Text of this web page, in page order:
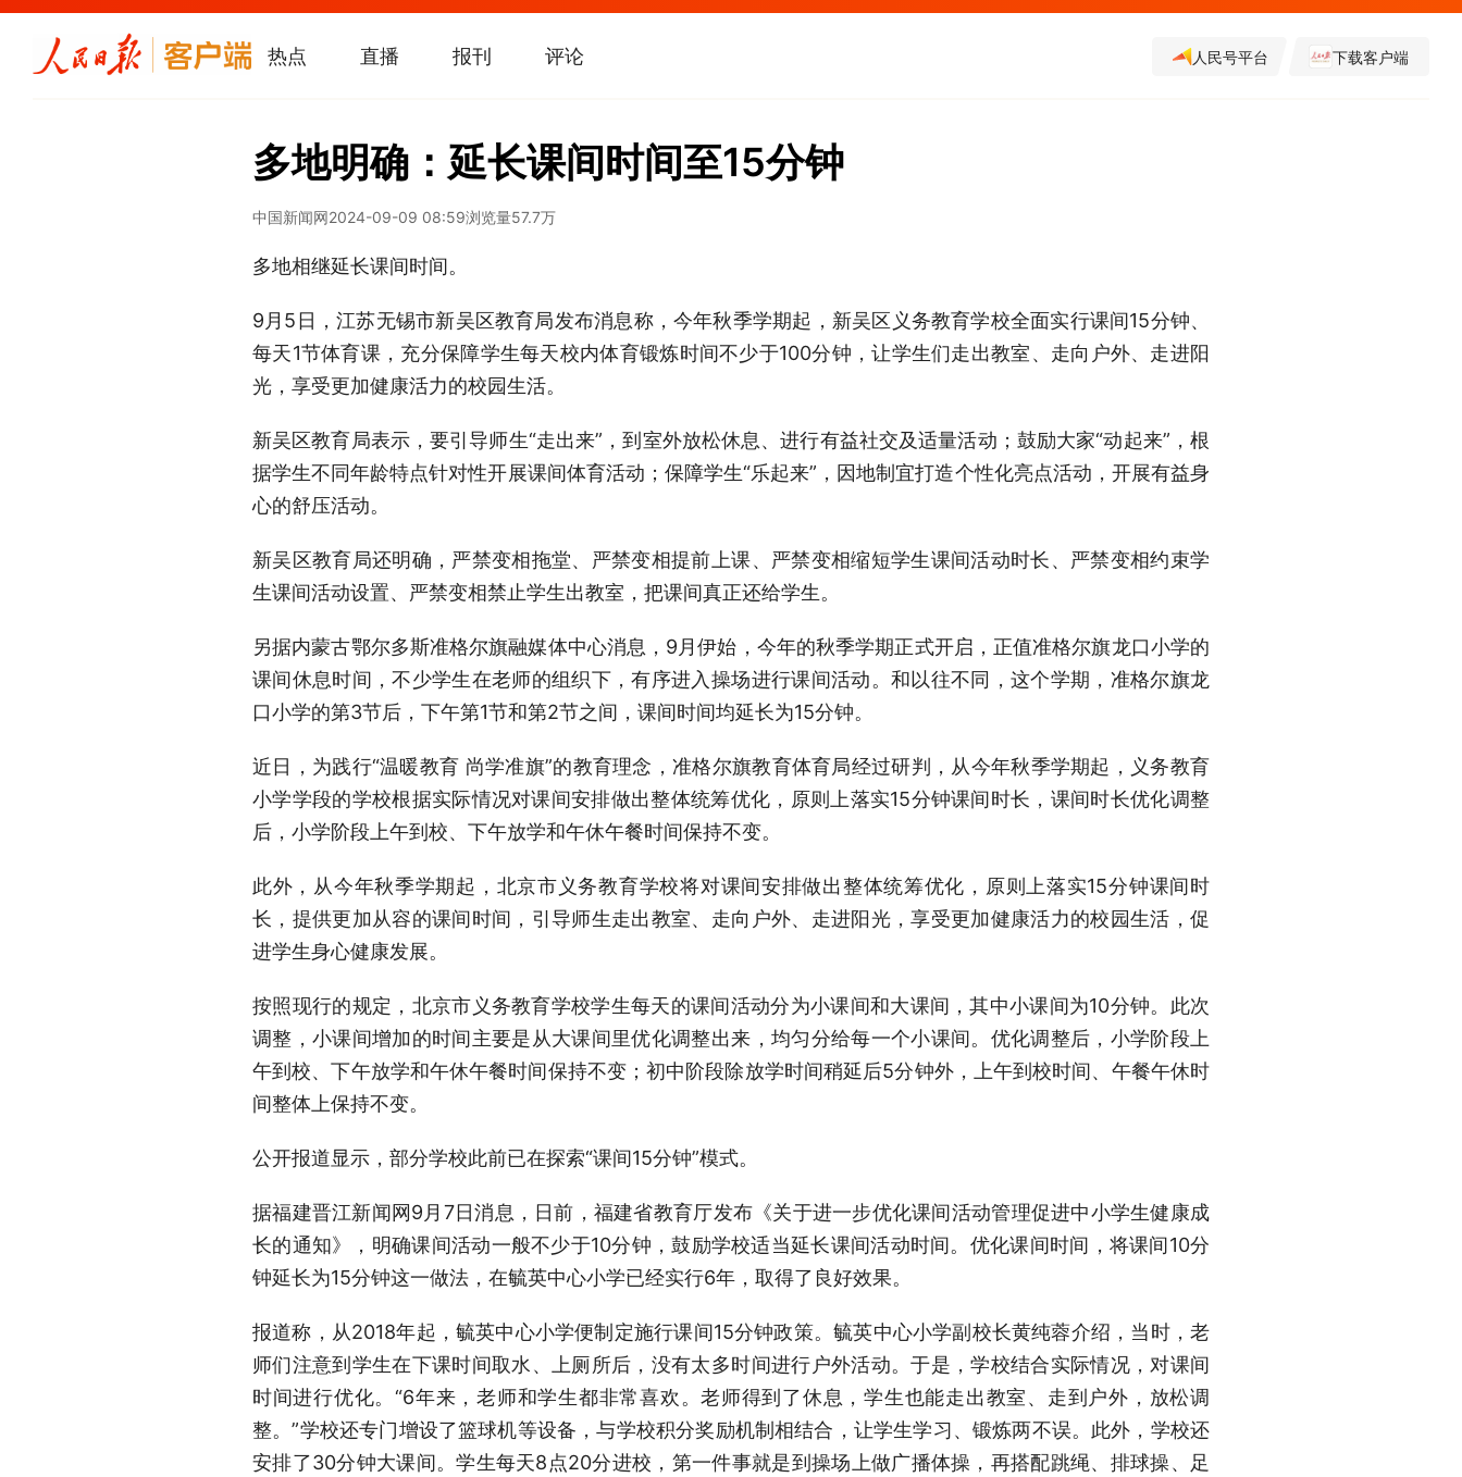
热点 直播 报刊 评论 人民号平台 下载客户端
多地明确：延长课间时间至15分钟
中国新闻网2024-09-09 08:59浏览量57.7万
多地相继延长课间时间。
9月5日，江苏无锡市新吴区教育局发布消息称，今年秋季学期起，新吴区义务教育学校全面实行课间15分钟、
每天1节体育课，充分保障学生每天校内体育锻炼时间不少于100分钟，让学生们走出教室、走向户外、走进阳
光，享受更加健康活力的校园生活。
新吴区教育局表示，要引导师生“走出来”，到室外放松休息、进行有益社交及适量活动；鼓励大家“动起来”，根
据学生不同年龄特点针对性开展课间体育活动；保障学生“乐起来”，因地制宜打造个性化亮点活动，开展有益身
心的舒压活动。
新吴区教育局还明确，严禁变相拖堂、严禁变相提前上课、严禁变相缩短学生课间活动时长、严禁变相约束学
生课间活动设置、严禁变相禁止学生出教室，把课间真正还给学生。
另据内蒙古鄂尔多斯准格尔旗融媒体中心消息，9月伊始，今年的秋季学期正式开启，正值准格尔旗龙口小学的
课间休息时间，不少学生在老师的组织下，有序进入操场进行课间活动。和以往不同，这个学期，准格尔旗龙
口小学的第3节后，下午第1节和第2节之间，课间时间均延长为15分钟。
近日，为践行“温暖教育 尚学准旗”的教育理念，准格尔旗教育体育局经过研判，从今年秋季学期起，义务教育
小学学段的学校根据实际情况对课间安排做出整体统筹优化，原则上落实15分钟课间时长，课间时长优化调整
后，小学阶段上午到校、下午放学和午休午餐时间保持不变。
此外，从今年秋季学期起，北京市义务教育学校将对课间安排做出整体统筹优化，原则上落实15分钟课间时
长，提供更加从容的课间时间，引导师生走出教室、走向户外、走进阳光，享受更加健康活力的校园生活，促
进学生身心健康发展。
按照现行的规定，北京市义务教育学校学生每天的课间活动分为小课间和大课间，其中小课间为10分钟。此次
调整，小课间增加的时间主要是从大课间里优化调整出来，均匀分给每一个小课间。优化调整后，小学阶段上
午到校、下午放学和午休午餐时间保持不变；初中阶段除放学时间稍延后5分钟外，上午到校时间、午餐午休时
间整体上保持不变。
公开报道显示，部分学校此前已在探索“课间15分钟”模式。
据福建晋江新闻网9月7日消息，日前，福建省教育厅发布《关于进一步优化课间活动管理促进中小学生健康成
长的通知》，明确课间活动一般不少于10分钟，鼓励学校适当延长课间活动时间。优化课间时间，将课间10分
钟延长为15分钟这一做法，在毓英中心小学已经实行6年，取得了良好效果。
报道称，从2018年起，毓英中心小学便制定施行课间15分钟政策。毓英中心小学副校长黄纯蓉介绍，当时，老
师们注意到学生在下课时间取水、上厕所后，没有太多时间进行户外活动。于是，学校结合实际情况，对课间
时间进行优化。“6年来，老师和学生都非常喜欢。老师得到了休息，学生也能走出教室、走到户外，放松调
整。”学校还专门增设了篮球机等设备，与学校积分奖励机制相结合，让学生学习、锻炼两不误。此外，学校还
安排了30分钟大课间。学生每天8点20分进校，第一件事就是到操场上做广播体操，再搭配跳绳、排球操、足